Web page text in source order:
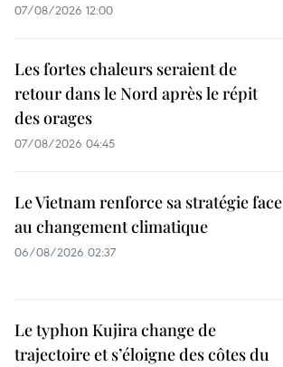
07/08/2026 12:00
Les fortes chaleurs seraient de
retour dans le Nord après le répit
des orages
07/08/2026 04:45
Le Vietnam renforce sa stratégie face
au changement climatique
06/08/2026 02:37
Le typhon Kujira change de
trajectoire et s’éloigne des côtes du